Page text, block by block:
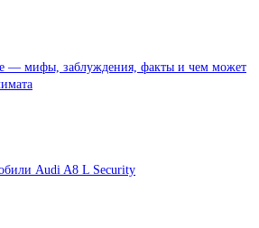
— мифы, заблуждения, факты и чем может
Audi A8 L Security